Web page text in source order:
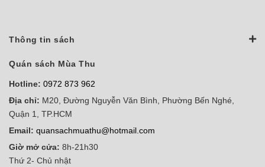
Thông tin sách
Quán sách Mùa Thu
Hotline: 0972 873 962
Địa chỉ: M20, Đường Nguyễn Văn Bình, Phường Bến Nghé,
Quận 1, TP.HCM
Email: quansachmuathu@hotmail.com
Giờ mở cửa: 8h-21h30
Thứ 2- Chủ nhật